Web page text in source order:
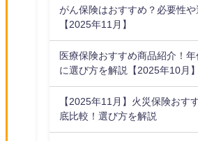
がん保険はおすすめ？必要性や
【2025年11月】
医療保険おすすめ商品紹介！年
に選び方を解説【2025年10月】
【2025年11月】火災保険おす
底比較！選び方を解説